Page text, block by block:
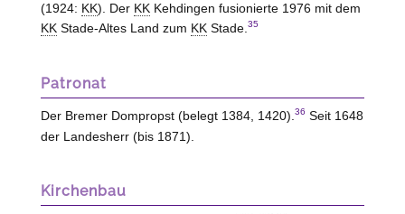
(1924: KK). Der KK Kehdingen fusionierte 1976 mit dem
KKStade-Altes Land zum KKStade. 35
Patronat
Der Bremer Dompropst (belegt 1384, 1420). 36 Seit 1648
der Landesherr (bis 1871).
Kirchenbau